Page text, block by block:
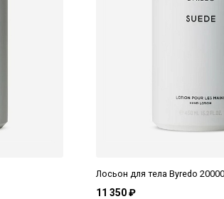
Лосьон для тела Byredo
11 350 ₽